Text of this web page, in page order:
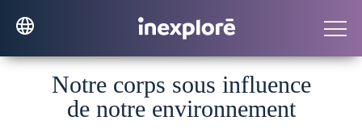
Notre corps sous influence
de notre environnement